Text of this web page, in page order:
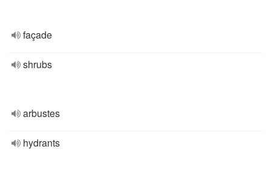
façade
shrubs
arbustes
hydrants